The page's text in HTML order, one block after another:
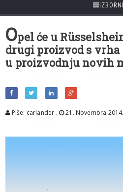
Opel će u
drugi proizvod s
u proizvodnju novih
Piše: carlander , 21. Novembra 2014.